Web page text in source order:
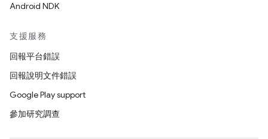
Android NDK
支援服務
回報平台錯誤
回報說明文件錯誤
Google Play support
參加研究調查